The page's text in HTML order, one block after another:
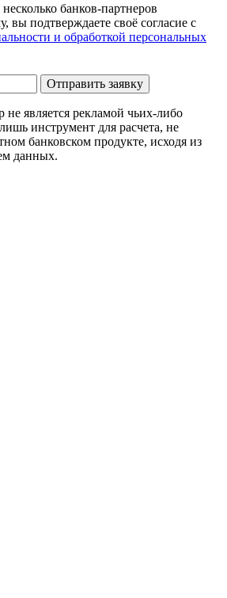
несколько банков-партнеров
вы подтверждаете своё согласие с
и обработкой персональных
Отправить заявку
не является рекламой чьих-либо
инструмент для расчета, не
банковском продукте, исходя из
данных.